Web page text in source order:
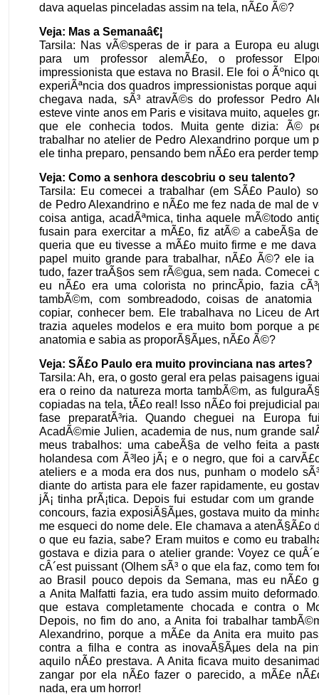
dava aquelas pinceladas assim na tela, nÃ£o Ã©?
Veja: Mas a Semanaâ€¦
Tarsila: Nas vÃ©speras de ir para a Europa eu
para um professor alemÃ£o, o professor
impressionista que estava no Brasil. Ele foi o Ãºnico
experiÃªncia dos quadros impressionistas porque
chegava nada, sÃ³ atravÃ©s do professor Pedro
esteve vinte anos em Paris e visitava muito, aqueles
que ele conhecia todos. Muita gente dizia: Ã©
trabalhar no atelier de Pedro Alexandrino porque um
ele tinha preparo, pensando bem nÃ£o era perder
Veja: Como a senhora descobriu o seu talento?
Tarsila: Eu comecei a trabalhar (em SÃ£o Paulo)
de Pedro Alexandrino e nÃ£o me fez nada de mal de
coisa antiga, acadÃªmica, tinha aquele mÃ©todo
fusain para exercitar a mÃ£o, fiz atÃ© a cabeÃ§a
queria que eu tivesse a mÃ£o muito firme e me
papel muito grande para trabalhar, nÃ£o Ã©? ele ia
tudo, fazer traÃ§os sem rÃ©gua, sem nada. Comecei
eu nÃ£o era uma colorista no princÃ­pio, fazia
tambÃ©m, com sombreadodo, coisas de
copiar, conhecer bem. Ele trabalhava no Liceu de
trazia aqueles modelos e era muito bom porque a
anatomia e sabia as proporÃ§Ãµes, nÃ£o Ã©?
Veja: SÃ£o Paulo era muito provinciana nas artes?
Tarsila: Ah, era, o gosto geral era pelas paisagens
era o reino da natureza morta tambÃ©m, as
copiadas na tela, tÃ£o real! Isso nÃ£o foi prejudicial
fase preparatÃ³ria. Quando cheguei na Europa
AcadÃ©mie Julien, academia de nus, num grande
meus trabalhos: uma cabeÃ§a de velho feita a
holandesa com Ã³leo jÃ¡ e o negro, que foi a
ateliers e a moda era dos nus, punham o modelo
diante do artista para ele fazer rapidamente, eu
jÃ¡ tinha prÃ¡tica. Depois fui estudar com um grande
concours, fazia exposiÃ§Ãµes, gostava muito da
me esqueci do nome dele. Ele chamava a atenÃ§Ã£o
o que eu fazia, sabe? Eram muitos e como eu
gostava e dizia para o atelier grande: Voyez ce
cÂ´est puissant (Olhem sÃ³ o que ela faz, como tem
ao Brasil pouco depois da Semana, mas eu nÃ£o
a Anita Malfatti fazia, era tudo assim muito
que estava completamente chocada e contra o
Depois, no fim do ano, a Anita foi trabalhar
Alexandrino, porque a mÃ£e da Anita era muito
contra a filha e contra as inovaÃ§Ãµes dela na
aquilo nÃ£o prestava. A Anita ficava muito
zangar por ela nÃ£o fazer o parecido, a mÃ£e
nada, era um horror!